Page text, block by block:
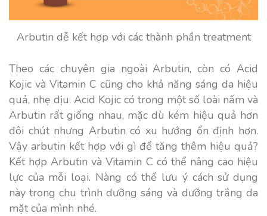
Arbutin dễ kết hợp với các thành phần treatment
Theo các chuyên gia ngoài Arbutin, còn có Acid
Kojic và Vitamin C cũng cho khả năng sáng da hiệu
quả, nhẹ dịu. Acid Kojic có trong một số loài nấm và
Arbutin rất giống nhau, mặc dù kém hiệu quả hơn
đôi chút nhưng Arbutin có xu hướng ổn định hơn.
Vậy arbutin kết hợp với gì để tăng thêm hiệu quả?
Kết hợp Arbutin và Vitamin C có thể nâng cao hiệu
lực của mỗi loại. Nàng có thể lưu ý cách sử dụng
này trong chu trình dưỡng sáng và dưỡng trắng da
mặt của mình nhé.